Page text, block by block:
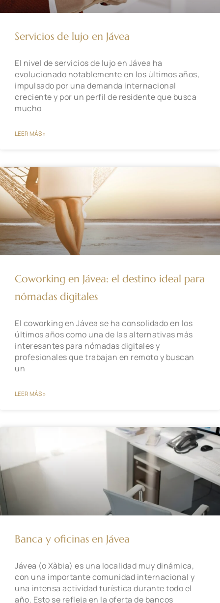
Servicios de lujo en Jávea
El nivel de servicios de lujo en Jávea ha
evolucionado notablemente en los últimos años,
impulsado por una demanda internacional
creciente y por un perfil de residente que busca
mucho
LEER MÁS »
Coworking en Jávea: el destino ideal para
nómadas digitales
El coworking en Jávea se ha consolidado en los
últimos años como una de las alternativas más
interesantes para nómadas digitales y
profesionales que trabajan en remoto y buscan
un
LEER MÁS »
Banca y oficinas en Jávea
Jávea (o Xàbia) es una localidad muy dinámica,
con una importante comunidad internacional y
una intensa actividad turística durante todo el
año. Esto se refleja en la oferta de bancos